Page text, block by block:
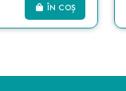
ÎN COȘ